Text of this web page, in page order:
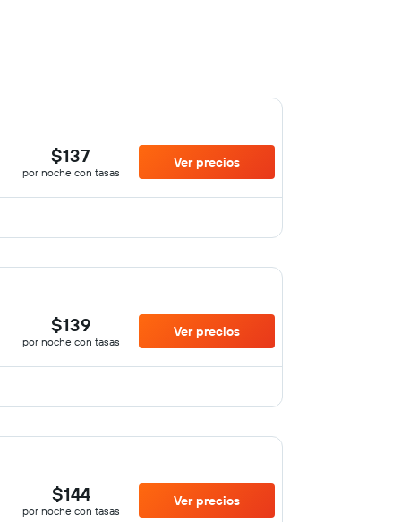
$137
por noche con tasas
Ver precios
$139
por noche con tasas
Ver precios
$144
por noche con tasas
Ver precios